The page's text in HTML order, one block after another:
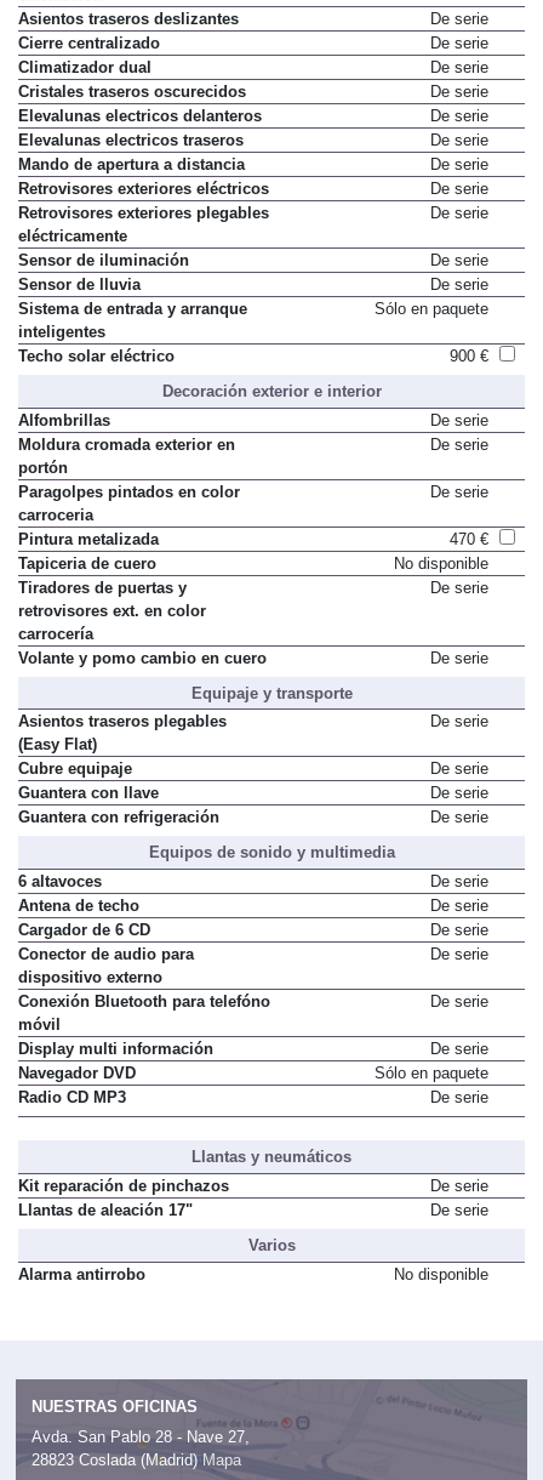
Asientos traseros deslizantes
De serie
Cierre centralizado
De serie
Climatizador dual
De serie
Cristales traseros oscurecidos
De serie
Elevalunas electricos delanteros
De serie
Elevalunas electricos traseros
De serie
Mando de apertura a distancia
De serie
Retrovisores exteriores eléctricos
De serie
Retrovisores exteriores plegables
eléctricamente
De serie
Sensor de iluminación
De serie
Sensor de lluvia
De serie
Sistema de entrada y arranque
inteligentes
Sólo en paquete
Techo solar eléctrico
900 €
Decoración exterior e interior
Alfombrillas
De serie
Moldura cromada exterior en
portón
De serie
Paragolpes pintados en color
carroceria
De serie
Pintura metalizada
470 €
Tapiceria de cuero
No disponible
Tiradores de puertas y
retrovisores ext. en color
carrocería
De serie
Volante y pomo cambio en cuero
De serie
Equipaje y transporte
Asientos traseros plegables
(Easy Flat)
De serie
Cubre equipaje
De serie
Guantera con llave
De serie
Guantera con refrigeración
De serie
Equipos de sonido y multimedia
6 altavoces
De serie
Antena de techo
De serie
Cargador de 6 CD
De serie
Conector de audio para
dispositivo externo
De serie
Conexión Bluetooth para telefóno
móvil
De serie
Display multi información
De serie
Navegador DVD
Sólo en paquete
Radio CD MP3
De serie
Llantas y neumáticos
Kit reparación de pinchazos
De serie
Llantas de aleación 17"
De serie
Varios
Alarma antirrobo
No disponible
NUESTRAS OFICINAS
Avda. San Pablo 28 - Nave 27,
28823 Coslada (Madrid) Mapa